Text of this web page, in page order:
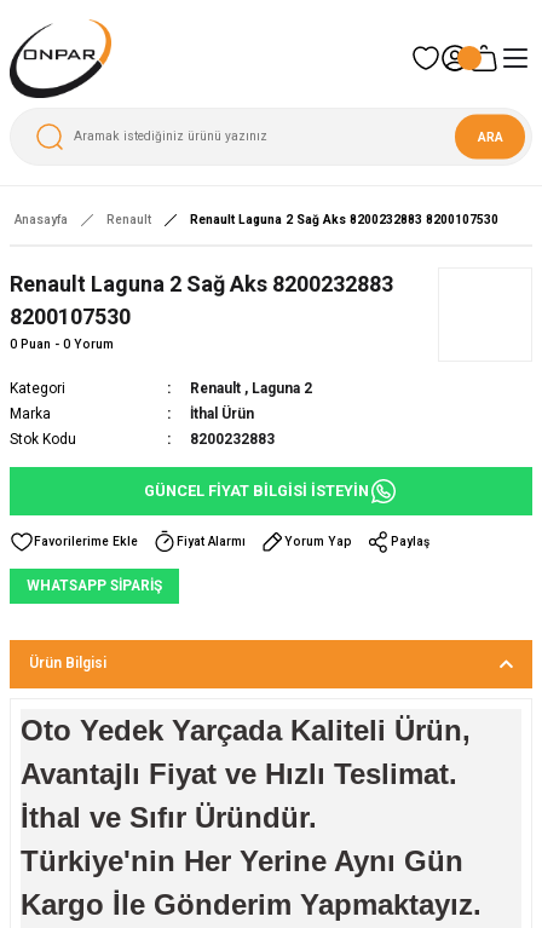
ARA
Anasayfa Renault Renault Laguna 2 Sağ Aks 8200232883 8200107530
Renault Laguna 2 Sağ Aks 8200232883
8200107530
0 Puan - 0 Yorum
Kategori Renault , Laguna 2
Marka
İthal Ürün
Stok Kodu
8200232883
GÜNCEL FİYAT BİLGİSİ İSTEYİN
Fiyat Alarmı Yorum Yap Paylaş
WHATSAPP SİPARİŞ
Ürün Bilgisi
Oto Yedek Yarçada Kaliteli Ürün,
Avantajlı Fiyat ve Hızlı Teslimat.
İthal ve Sıfır Üründür.
Türkiye'nin Her Yerine Aynı Gün
Kargo İle Gönderim Yapmaktayız.